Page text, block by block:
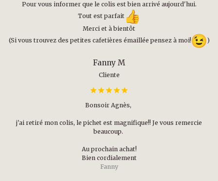
Pour vous informer que le colis est bien arrivé aujourd'hui.
Tout est parfait
Merci et à bientôt
(Si vous trouvez des petites cafetières émaillée pensez à moi!
)
Fanny M
Cliente
Bonsoir Agnès,
j'ai retiré mon colis, le pichet est magnifique!! Je vous remercie
beaucoup.
Au prochain achat!
Bien cordialement
Fanny